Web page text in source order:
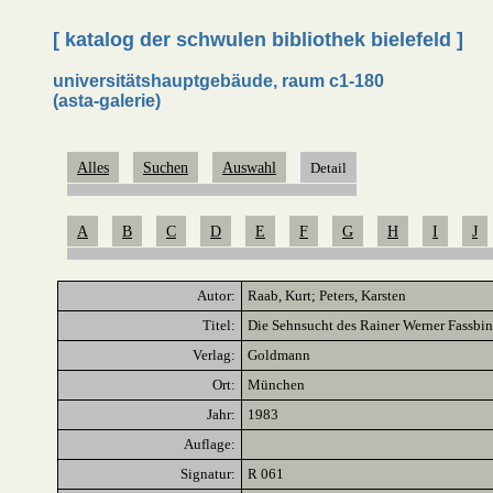
[ katalog der schwulen bibliothek bielefeld ]
universitätshauptgebäude, raum c1-180
(asta-galerie)
Alles Suchen Auswahl Detail
A B C D E F G H I J
Autor:
Raab, Kurt; Peters, Karsten
Titel:
Die Sehnsucht des Rainer Werner
Verlag:
Goldmann
Ort:
München
Jahr:
1983
Auflage:
Signatur:
R 061